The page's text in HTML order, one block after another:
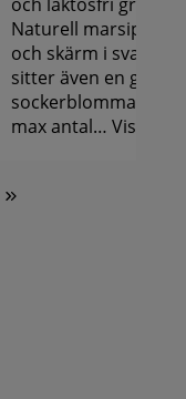
Naturell marsipan
och skärm i svart
sitter även en gul
sockerblomma.Text
max antal… Visa